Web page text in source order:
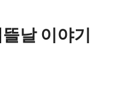
날 이야기